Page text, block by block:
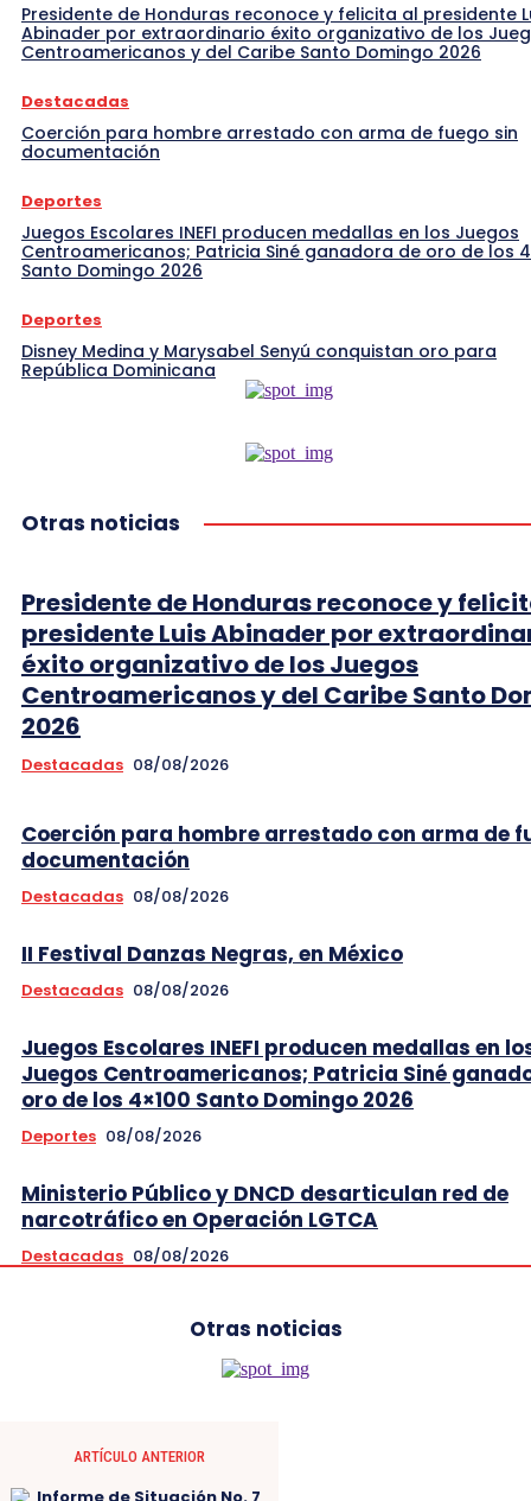
Presidente de Honduras reconoce y felicita al presidente
Abinader por extraordinario éxito organizativo de los
Centroamericanos y del Caribe Santo Domingo 2026
Destacadas
Coerción para hombre arrestado con arma de fuego sin
documentación
Deportes
Juegos Escolares INEFI producen medallas en los Juegos
Centroamericanos; Patricia Siné ganadora de oro de los
Santo Domingo 2026
Deportes
Disney Medina y Marysabel Senyú conquistan oro para
República Dominicana
Otras noticias
Presidente de Honduras reconoce y
presidente Luis Abinader por
éxito organizativo de los Juegos
Centroamericanos y del Caribe Santo
2026
Destacadas 08/08/2026
Coerción para hombre arrestado con arma de
documentación
Destacadas 08/08/2026
II Festival Danzas Negras, en México
Destacadas 08/08/2026
Juegos Escolares INEFI producen medallas en
Juegos Centroamericanos; Patricia Siné
oro de los 4×100 Santo Domingo 2026
Deportes 08/08/2026
Ministerio Público y DNCD desarticulan red de
narcotráfico en Operación LGTCA
Destacadas 08/08/2026
Otras noticias
ARTÍCULO ANTERIOR